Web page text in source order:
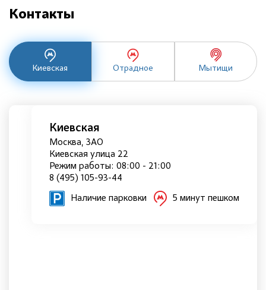
Контакты
Киевская Отрадное Мытищи
Киевская
Москва, ЗАО
Киевская улица 22
Режим работы: 08:00 - 21:00
8 (495) 105-93-44
Наличие парковки 5 минут пешком